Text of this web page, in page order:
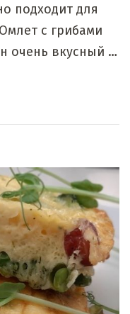
подходит для
с грибами
очень вкусный …